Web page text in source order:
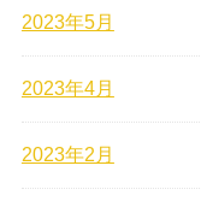
2023年5月
2023年4月
2023年2月